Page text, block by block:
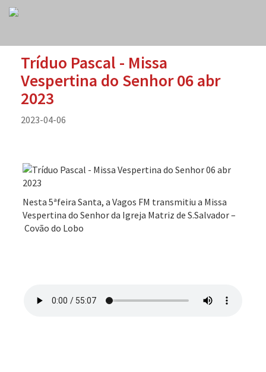
Tríduo Pascal - Missa
Vespertina do Senhor 06 abr
2023
2023-04-06
Nesta 5ªfeira Santa, a Vagos FM transmitiu a Missa
Vespertina do Senhor da Igreja Matriz de S.Salvador –
Covão do Lobo